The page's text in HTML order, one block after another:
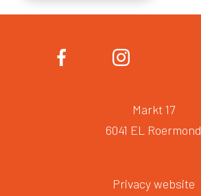
Markt 17
6041 EL Roermond
Privacy website